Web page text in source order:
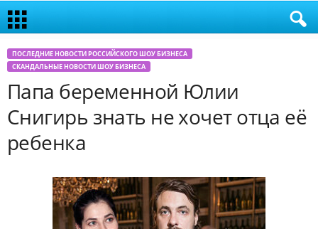
ПОСЛЕДНИЕ НОВОСТИ РОССИЙСКОГО ШОУ БИЗНЕСА
СКАНДАЛЬНЫЕ НОВОСТИ ШОУ БИЗНЕСА
Папа беременной Юлии
Снигирь знать не хочет отца её
ребенка